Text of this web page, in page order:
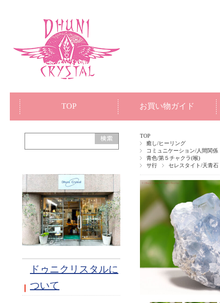
TOP お買い物ガイド
TOP
癒し/ヒーリング
コミュニケーション/人間関係
青色/第５チャクラ(喉)
サ行
セレスタイト/天青石
ドゥニクリスタルに
ついて